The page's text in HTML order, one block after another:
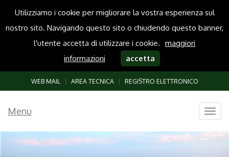
Utilizziamo i cookie per migliorare la vostra esperienza sul
nostro sito. Navigando questo sito o chiudendo questo banner,
l'utente accetta di utilizzare i cookie. maggiori
informazioni
accetta
WEB MAIL AREA TECNICA REGISTRO ELETTRONICO
Menu